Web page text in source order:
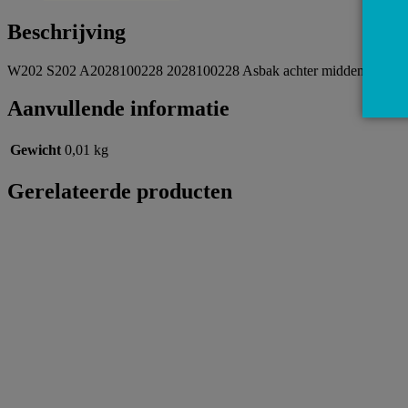
Beschrijving
W202 S202 A2028100228 2028100228 Asbak achter middenconsole
Aanvullende informatie
Gewicht 0,01 kg
Gerelateerde producten